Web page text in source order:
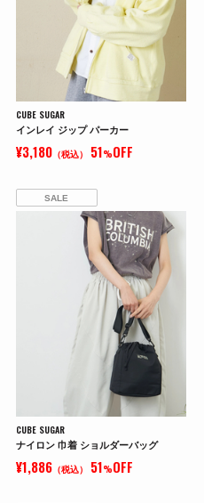
CUBE SUGAR
インレイ ジップ パーカー
¥3,180（税込） 51%OFF
SALE
CUBE SUGAR
ナイロン 巾着 ショルダーバッグ
¥1,886（税込） 51%OFF